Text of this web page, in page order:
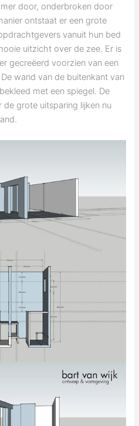
door, onderbroken door
ontstaat er een grote
vanuit hun bed
uitzicht over de zee. Er is
gecreëerd voorzien van een
wand van de buitenkant van
met een spiegel. De
grote uitsparing lijken nu